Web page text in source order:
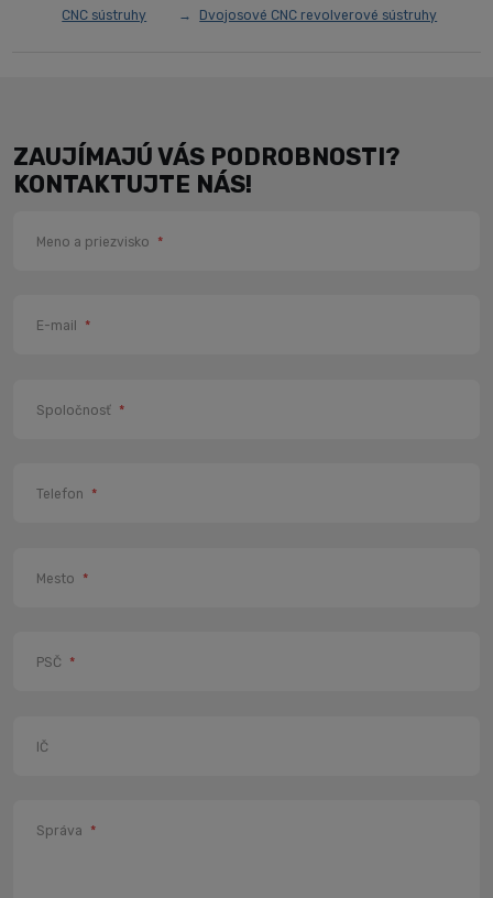
CNC sústruhy Dvojosové CNC revolverové sústruhy
ZAUJÍMAJÚ VÁS PODROBNOSTI?
KONTAKTUJTE NÁS!
Meno a priezvisko *
E-mail *
Spoločnosť *
Telefon *
Mesto *
PSČ *
IČ
Správa *